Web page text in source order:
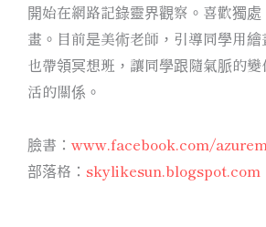
開始在網路記錄靈界觀察。喜歡獨
畫。目前是美術老師，引導同學用繪
也帶領冥想班，讓同學跟隨氣脈的
活的關係。
臉書： www.facebook.com/
部落格： skylikesun.blogspot.com